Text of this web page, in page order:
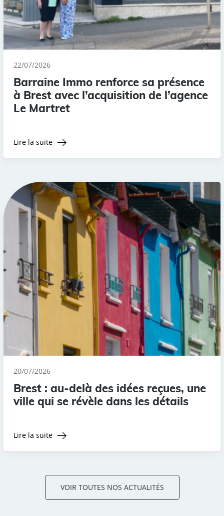
22/07/2026
Barraine Immo renforce sa présence
à Brest avec l’acquisition de l’agence
Le Martret
Lire la suite
20/07/2026
Brest : au-delà des idées reçues, une
ville qui se révèle dans les détails
Lire la suite
VOIR TOUTES NOS ACTUALITÉS